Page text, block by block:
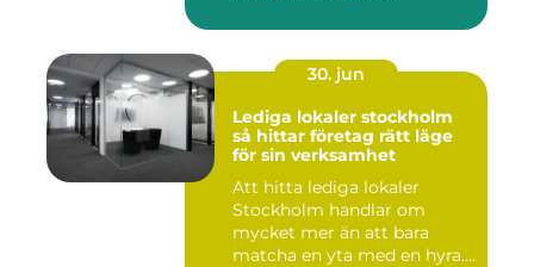
30. jun
Lediga lokaler stockholm
så hittar företag rätt läge
för sin verksamhet
Att hitta lediga lokaler
Stockholm handlar om
mycket mer än att bara
matcha en yta med en hyra.